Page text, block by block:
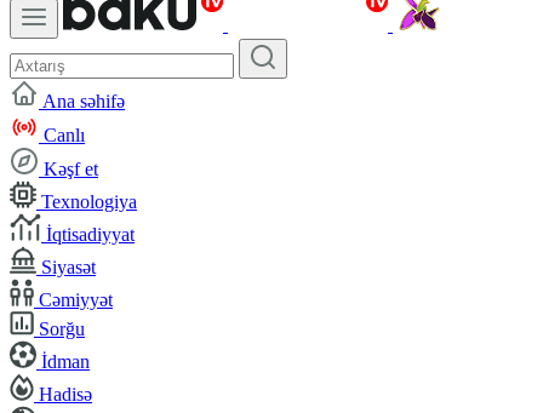
Ana səhifə
Canlı
Kəşf et
Texnologiya
İqtisadiyyat
Siyasət
Cəmiyyət
Sorğu
İdman
Hadisə